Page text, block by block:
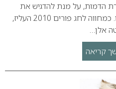
הדמות, על מנת להדגיש את
השבריריות והתמימות של פיירו. כמחווה לחג פורים 2010 העליז,
אלן…
קריאה